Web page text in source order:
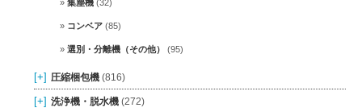
集塵機 (32)
コンベア (85)
選別・分離機（その他） (95)
[+] 圧縮梱包機 (816)
[+] 洗浄機・脱水機 (272)